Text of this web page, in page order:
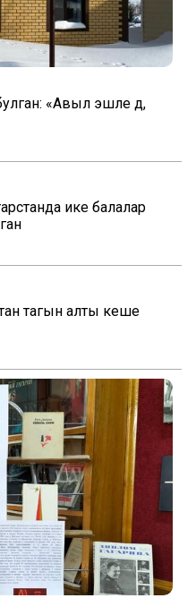
«Авыл эшле дә,
ике балалар
тагын алты кеше